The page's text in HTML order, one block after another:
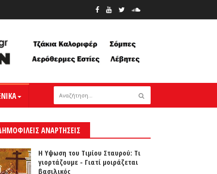
ΑΝΑΡΤΗΣΕΙΣ
Η Υψωση του Τιμίου Σταυρού: Τι
γιορτάζουμε - Γιατί μοιράζεται
βασιλικός